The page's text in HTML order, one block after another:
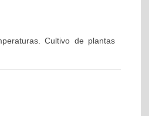
Cultivo de plantas